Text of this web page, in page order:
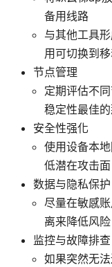
备用线路
与其他工具
用可切换到
节点管理
定期评估不
稳定性最佳
安全性强化
使用设备本
低潜在攻击面
数据与隐私保护
尽量在敏感
离来降低风险
监控与故障排查
如果突然无